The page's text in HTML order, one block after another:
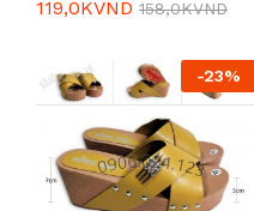
119,0KVND 158,0KVND
-23%